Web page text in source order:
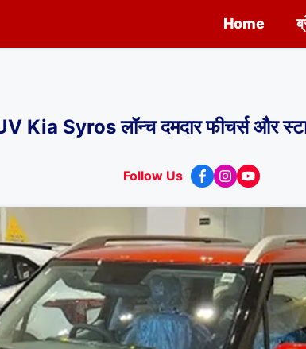
Home
Syros लॉन्च दमदार फीचर्स और
Follow Us